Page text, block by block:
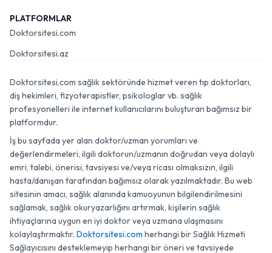
PLATFORMLAR
Doktorsitesi.com
Doktorsitesi.az
Doktorsitesi.com sağlık sektöründe hizmet veren tıp doktorları,
diş hekimleri, fizyoterapistler, psikologlar vb. sağlık
profesyonelleri ile internet kullanıcılarını buluşturan bağımsız bir
platformdur.
İş bu sayfada yer alan doktor/uzman yorumları ve
değerlendirmeleri, ilgili doktorun/uzmanın doğrudan veya dolaylı
emri, talebi, önerisi, tavsiyesi ve/veya ricası olmaksızın, ilgili
hasta/danışan tarafından bağımsız olarak yazılmaktadır. Bu web
sitesinin amacı, sağlık alanında kamuoyunun bilgilendirilmesini
sağlamak, sağlık okuryazarlığını artırmak, kişilerin sağlık
ihtiyaçlarına uygun en iyi doktor veya uzmana ulaşmasını
kolaylaştırmaktır. Doktorsitesi.com herhangi bir Sağlık Hizmeti
Sağlayıcısını desteklemeyip herhangi bir öneri ve tavsiyede